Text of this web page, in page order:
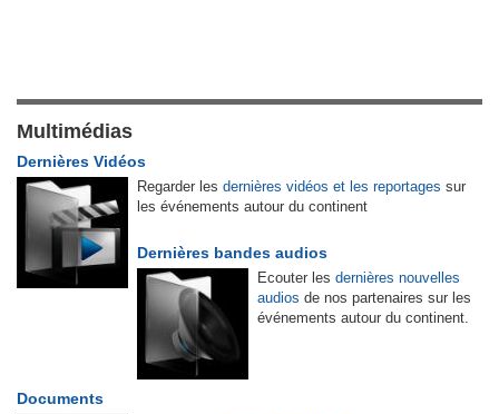
Multimédias
Dernières Vidéos
Regarder les dernières vidéos et les reportages sur
les événements autour du continent
Dernières bandes audios
Ecouter les dernières nouvelles
audios de nos partenaires sur les
événements autour du continent.
Documents